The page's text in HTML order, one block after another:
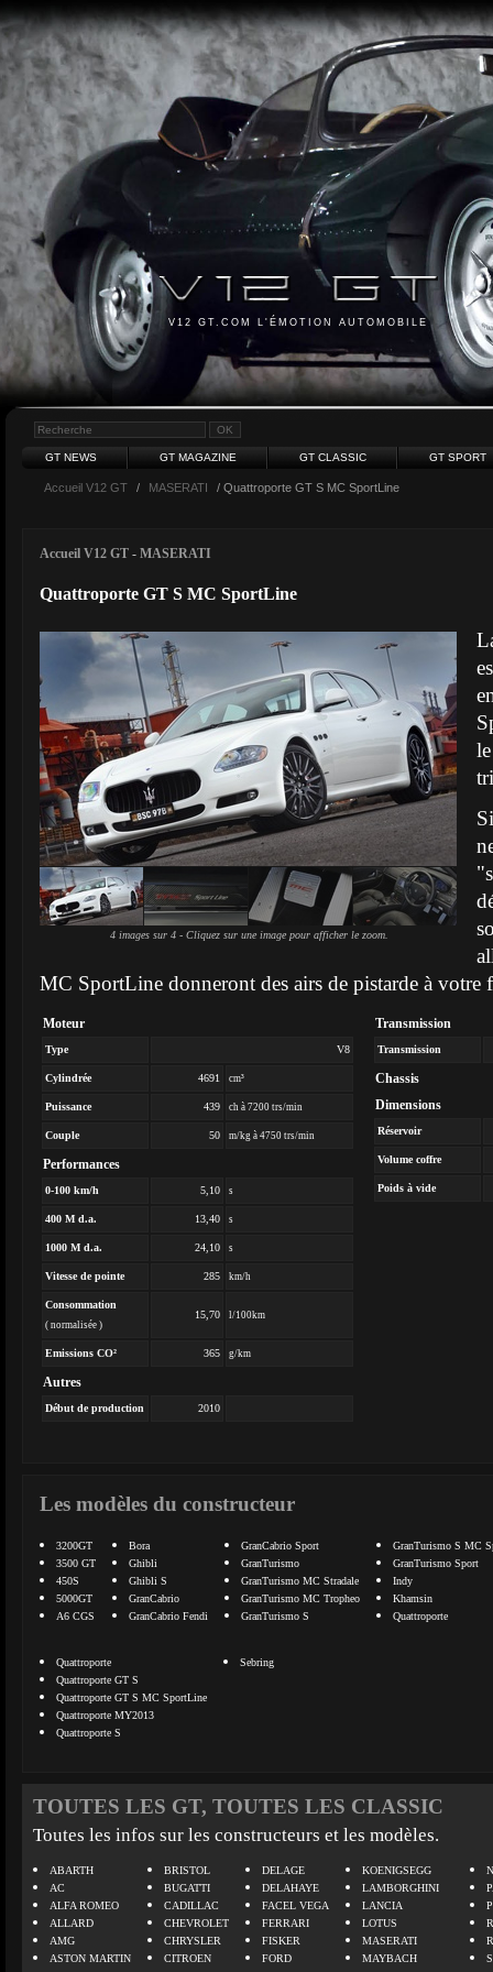
V12 GT.COM L'ÉMOTION AUTOMOBILE
GT NEWS GT MAGAZINE GT CLASSIC GT SPORT
Accueil V12 GT / MASERATI / Quattroporte GT S MC SportLine
Accueil V12 GT - MASERATI
Quattroporte GT S MC SportLine
4 images sur 4 - Cliquez sur une image pour afficher le zoom.
MC SportLine donneront des airs de pistarde à votre
Moteur
Type V8
Cylindrée 4691 cm³
Puissance 439 ch à 7200 trs/min
Couple 50 m/kg à 4750 trs/min
Performances
0-100 km/h 5,10 s
400 M d.a. 13,40 s
1000 M d.a. 24,10 s
Vitesse de pointe 285 km/h
Consommation
( normalisée )
15,70 l/100km
Emissions CO² 365 g/km
Autres
Début de production 2010
Transmission
Transmission
Chassis
Dimensions
Réservoir
Volume coffre
Poids à vide
Les modèles du constructeur
3200GT
3500 GT
450S
5000GT
A6 CGS
Bora
Ghibli
Ghibli S
GranCabrio
GranCabrio Fendi
GranCabrio Sport
GranTurismo
GranTurismo MC Stradale
GranTurismo MC Tropheo
GranTurismo S
GranTurismo S MC
GranTurismo Sport
Indy
Khamsin
Quattroporte
Quattroporte
Quattroporte GT S
Quattroporte GT S MC SportLine
Quattroporte MY2013
Quattroporte S
Sebring
TOUTES LES GT, TOUTES LES CLASSIC
Toutes les infos sur les constructeurs et les modèles.
ABARTH
AC
ALFA ROMEO
ALLARD
AMG
ASTON MARTIN
BRISTOL
BUGATTI
CADILLAC
CHEVROLET
CHRYSLER
CITROEN
DELAGE
DELAHAYE
FACEL VEGA
FERRARI
FISKER
FORD
KOENIGSEGG
LAMBORGHINI
LANCIA
LOTUS
MASERATI
MAYBACH